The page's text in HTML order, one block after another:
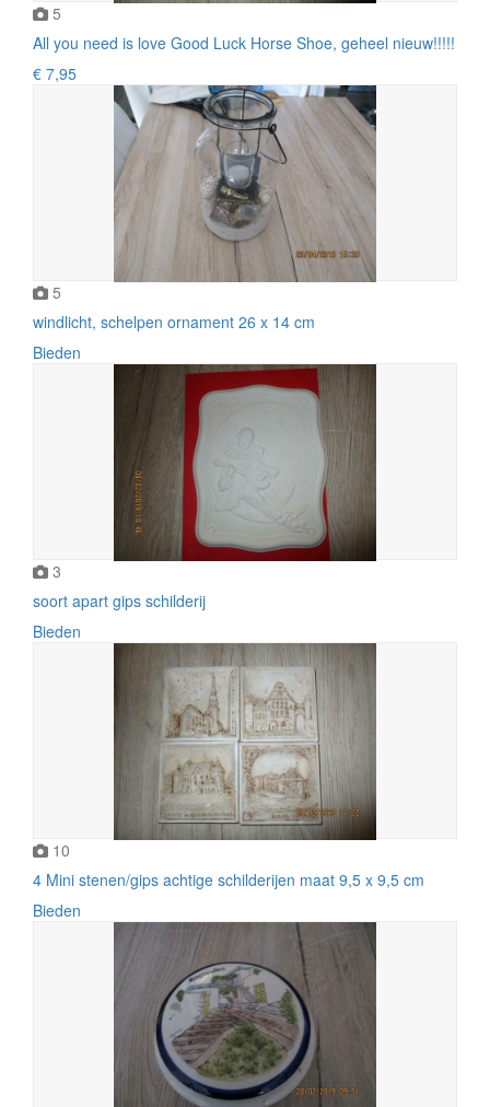
5
All you need is love Good Luck Horse Shoe, geheel nieuw!!!!!
€ 7,95
5
windlicht, schelpen ornament 26 x 14 cm
Bieden
3
soort apart gips schilderij
Bieden
10
4 Mini stenen/gips achtige schilderijen maat 9,5 x 9,5 cm
Bieden